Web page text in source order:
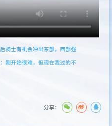
骑士有机会冲出东部，西部强
刚开始很难，但现在我过的不
分享：